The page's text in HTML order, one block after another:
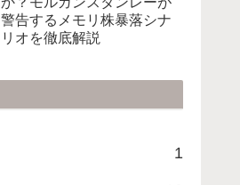
警告するメモリ株暴落シナ
リオを徹底解説
1